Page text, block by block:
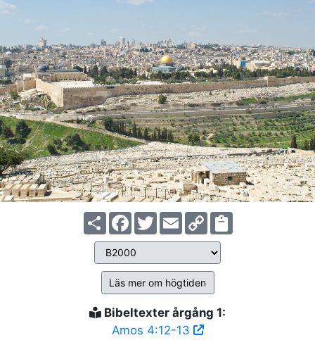
ShareFacebook
TwitterEmailCopy
Link
Läs mer om högtiden
Bibeltexter årgång 1:
Amos 4:12-13